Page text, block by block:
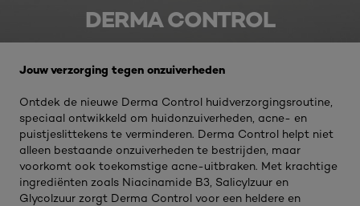
DERMA CONTROL
Jouw verzorging tegen onzuiverheden​
Ontdek de nieuwe Derma Control huidverzorgingsroutine,
speciaal ontwikkeld om huidonzuiverheden, acne- en
puistjeslittekens te verminderen. Derma Control helpt niet
alleen bestaande onzuiverheden te bestrijden, maar
voorkomt ook toekomstige acne-uitbraken. Met krachtige
ingrediënten zoals Niacinamide B3, Salicylzuur en
Glycolzuur zorgt Derma Control voor een heldere en